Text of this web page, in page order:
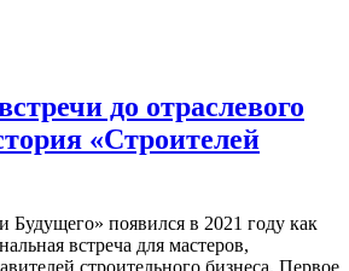
до отраслевого
«Строителей
Будущего» появился в 2021 году как
встреча для мастеров,
строительного бизнеса. Первое